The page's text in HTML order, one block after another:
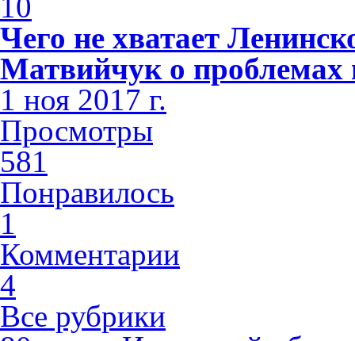
Чего не хватает
Матвийчук о проблемах
1 ноя 2017 г.
Просмотры
581
Понравилось
1
Комментарии
4
Все рубрики